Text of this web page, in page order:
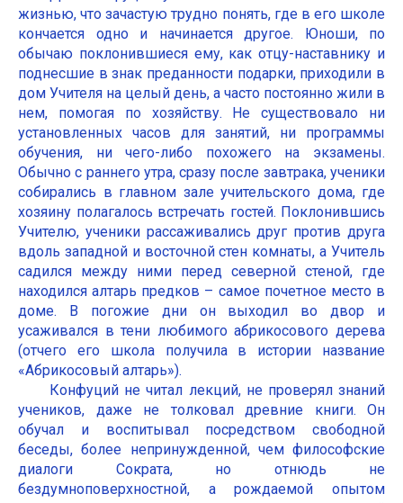
жизнью, что зачастую трудно понять, где в его школе
кончается одно и начинается другое. Юноши, по
обычаю поклонившиеся ему, как отцу-наставнику и
поднесшие в знак преданности подарки, приходили в
дом Учителя на целый день, а часто постоянно жили в
нем, помогая по хозяйству. Не существовало ни
установленных часов для занятий, ни программы
обучения, ни чего-либо похожего на экзамены.
Обычно с раннего утра, сразу после завтрака, ученики
собирались в главном зале учительского дома, где
хозяину полагалось встречать гостей. Поклонившись
Учителю, ученики рассаживались друг против друга
вдоль западной и восточной стен комнаты, а Учитель
садился между ними перед северной стеной, где
находился алтарь предков – самое почетное место в
доме. В погожие дни он выходил во двор и
усаживался в тени любимого абрикосового дерева
(отчего его школа получила в истории название
«Абрикосовый алтарь»).
Конфуций не читал лекций, не проверял знаний
учеников, даже не толковал древние книги. Он
обучал и воспитывал посредством свободной
беседы, более непринужденной, чем философские
диалоги Сократа, но отнюдь не
бездумноповерхностной, а рождаемой опытом